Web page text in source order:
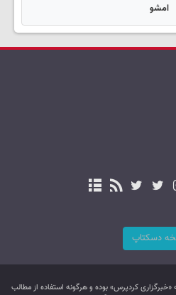
امشو
دسکتاپ
کردپرس» بوده و هرگونه استفاده از مطالب